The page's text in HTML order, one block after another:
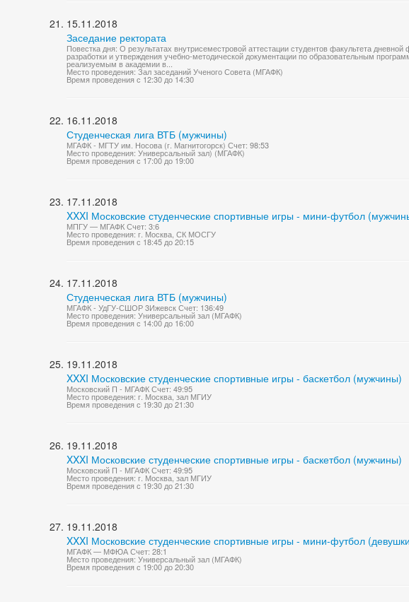
15.11.2018
Заседание ректората
Повестка дня: О результатах внутрисеместровой аттестации студентов факультета
разработки и утверждения учебно-методической документации по образовательным
реализуемым в академии в...
Место проведения: Зал заседаний Ученого Совета (МГАФК)
Время проведения с 12:30 до 14:30
16.11.2018
Студенческая лига ВТБ (мужчины)
МГАФК - МГТУ им. Носова (г. Магнитогорск) Счет: 98:53
Место проведения: Универсальный зал) (МГАФК)
Время проведения с 17:00 до 19:00
17.11.2018
XXXI Московские студенческие спортивные игры - мини-футбол
МПГУ — МГАФК Счет: 3:6
Место проведения: г. Москва, СК МОСГУ
Время проведения с 18:45 до 20:15
17.11.2018
Студенческая лига ВТБ (мужчины)
МГАФК - УдГУ-СШОР 3Ижевск Счет: 136:49
Место проведения: Универсальный зал (МГАФК)
Время проведения с 14:00 до 16:00
19.11.2018
XXXI Московские студенческие спортивные игры - баскетбол (мужчины)
Московский П - МГАФК Счет: 49:95
Место проведения: г. Москва, зал МГИУ
Время проведения с 19:30 до 21:30
19.11.2018
XXXI Московские студенческие спортивные игры - баскетбол (мужчины)
Московский П - МГАФК Счет: 49:95
Место проведения: г. Москва, зал МГИУ
Время проведения с 19:30 до 21:30
19.11.2018
XXXI Московские студенческие спортивные игры - мини-футбол
МГАФК — МФЮА Счет: 28:1
Место проведения: Универсальный зал (МГАФК)
Время проведения с 19:00 до 20:30